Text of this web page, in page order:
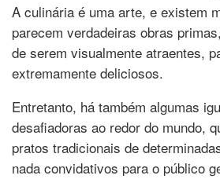
A culinária é uma arte, e existem
parecem verdadeiras obras
de serem visualmente atraentes,
extremamente deliciosos.
Entretanto, há também algumas
desafiadoras ao redor do mundo,
pratos tradicionais de
nada convidativos para o público